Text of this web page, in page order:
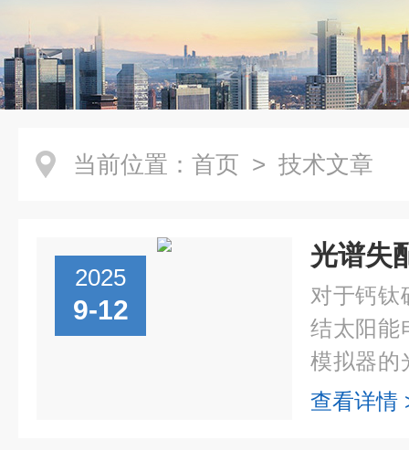
当前位置： 首页 > 技术文章
2025
9-12
对于钙钛
结太阳能
模拟器的
关键因素
查看详情